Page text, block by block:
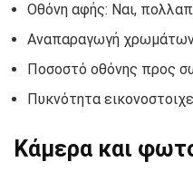
Οθόνη αφής: Ναι,
Αναπαραγωγή
Ποσοστό οθόνης προς
Πυκνότητα
Κάμερα και